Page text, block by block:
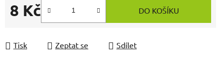
8 Kč
Měrná cena:
DO KOŠÍKU
Tisk Zeptat se Sdílet